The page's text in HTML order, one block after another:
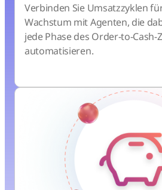
Verbinden Sie Umsatzzyklen
Wachstum mit Agenten, die
jede Phase des Order-to-
automatisieren.